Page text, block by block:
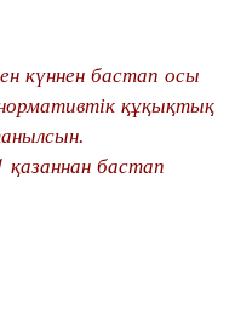
күннен бастап осы
құқықтық
бастап